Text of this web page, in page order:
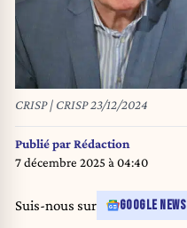
CRISP | CRISP 23/12/2024
Publié parRédaction
7 décembre 2025 à 04:40
Suis-nous sur GOOGLE NEWS